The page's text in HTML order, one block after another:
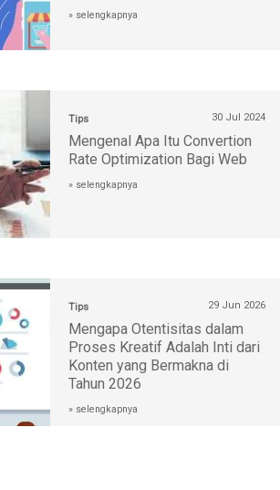
» selengkapnya
Tips 30 Jul 2024
Mengenal Apa Itu Convertion
Rate Optimization Bagi Web
» selengkapnya
Tips 29 Jun 2026
Mengapa Otentisitas dalam
Proses Kreatif Adalah Inti dari
Konten yang Bermakna di
Tahun 2026
» selengkapnya